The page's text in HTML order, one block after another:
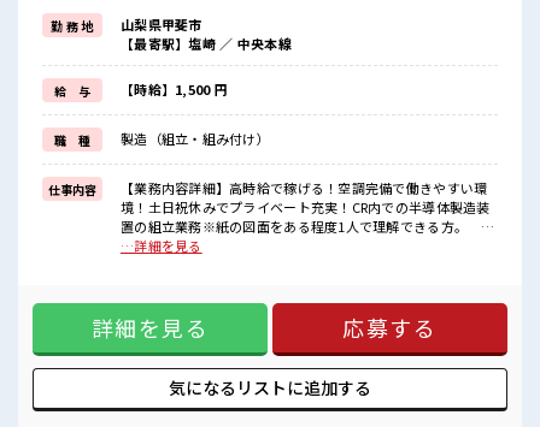
≪残業多めでがっつり稼ぐ≫
高収入を希望される方にオススメ。
残業は月20時間以上あります♪
≪週休2日制≫
週末は家族や友人と一緒にプライベート満喫！
≪ヘアカラーOKで自由な雰囲気の職場≫
明るすぎたり奇抜でなければ基本的に自由！
(規定有)≪ラクラク制服アリ≫
制服があるので、
毎日の服装の悩み解消♪
≪自分に合った期間で働ける≫
福利厚生が整った派遣のお仕事です！
しっかり休める休憩室あり！
オンオフの切替もできちゃう！
職場にはロッカー完備！
私物の置きすぎには注意が必要ですね★
勤 務 地
山梨県甲斐市
【最寄駅】塩崎 ／ 中央本線
給 与 【時給】1,500 円
職 種 製造（組立・組み付け）
仕事内容
【業務内容詳細】高時給で稼げる！空調完備で働きやすい環
境！土日祝休みでプライベート充実！CR内での半導体製造装
置の組立業務※紙の図面をある程度1人で理解できる方。 ド
ライバーなどの工具使用経験がある方。【取扱製品情報】半
ょっとだけ…という方もOK！ ≪残業多めでがっつり稼ぐ≫
高収入を希望される方にオススメ。 残業は月20時間以上あり
ます♪ ≪週休2日制≫ 週末は家族や友人と一緒にプライベー
ト満喫！ ≪ヘアカラーOKで自由な雰囲気の職場≫ 明るすぎ
たり奇抜でなければ基本的に自由！ (規定有)≪ラクラク制服
アリ≫ 制服があるので、 毎日の服装の悩み解消♪ ≪自分に合
…詳細を見る
詳細を見る 応募する
気になるリストに追加する